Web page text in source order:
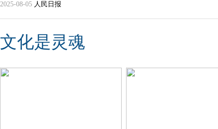
2025-08-05 人民日报
文化是灵魂